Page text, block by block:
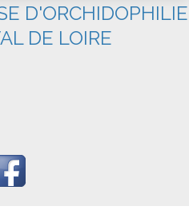
D'ORCHIDOPHILIE
DE LOIRE